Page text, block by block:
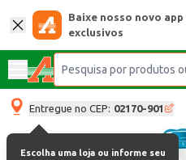
Baixe nosso novo
exclusivos
Entregue no CEP: 02170-901
Escolha uma loja ou informe seu